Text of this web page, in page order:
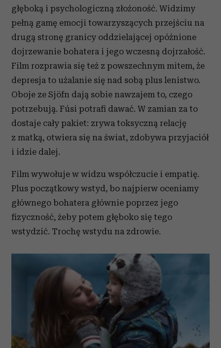
głęboką i psychologiczną złożoność. Widzimy
pełną gamę emocji towarzyszących przejściu na
drugą stronę granicy oddzielającej opóźnione
dojrzewanie bohatera i jego wczesną dojrzałość.
Film rozprawia się też z powszechnym mitem, że
depresja to użalanie się nad sobą plus lenistwo.
Oboje ze Sjöfn dają sobie nawzajem to, czego
potrzebują. Fúsi potrafi dawać. W zamian za to
dostaje cały pakiet: zrywa toksyczną relację
z matką, otwiera się na świat, zdobywa przyjaciół
i idzie dalej.
Film wywołuje w widzu współczucie i empatię.
Plus początkowy wstyd, bo najpierw oceniamy
głównego bohatera głównie poprzez jego
fizyczność, żeby potem głęboko się tego
wstydzić. Trochę wstydu na zdrowie.